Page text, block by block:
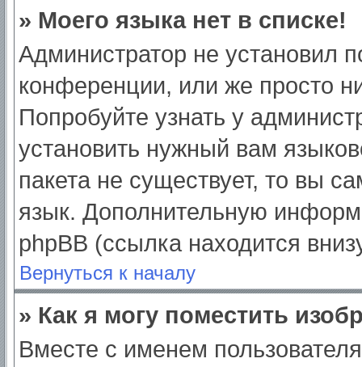
» Моего языка нет в списке!
Администратор не установил
конференции, или же просто
Попробуйте узнать у
установить нужный вам
пакета не существует, то вы
язык. Дополнительную
phpBB (ссылка находится
Вернуться к началу
» Как я могу поместить
Вместе с именем